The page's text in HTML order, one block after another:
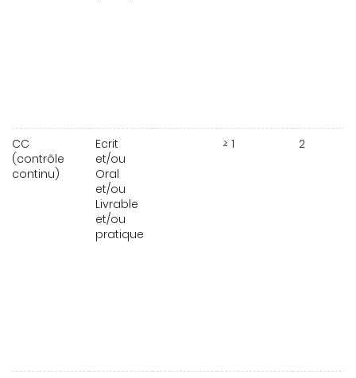
CC
(contrôle
continu)
Ecrit
et/ou
Oral
et/ou
Livrable
et/ou
pratique
≥ 1 2